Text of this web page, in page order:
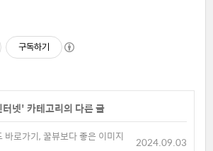
구독하기
넷' 카테고리의 다른 글
바로가기, 꿀뷰보다 좋은 이미지
2024.09.03